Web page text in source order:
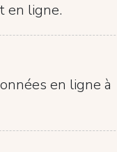
en ligne.
en ligne à